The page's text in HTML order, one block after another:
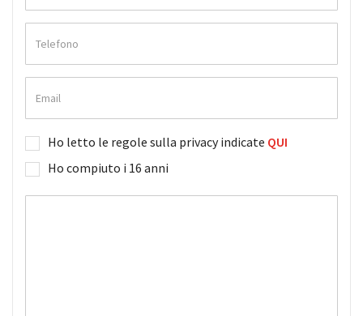
Ho letto le regole sulla privacy indicate QUI
Ho compiuto i 16 anni